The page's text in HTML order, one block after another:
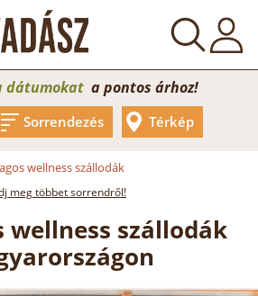
dátumokat a pontos árhoz!
Sorrendezés Térkép
wellness szállodák
meg többet sorrendről!
wellness szállodák